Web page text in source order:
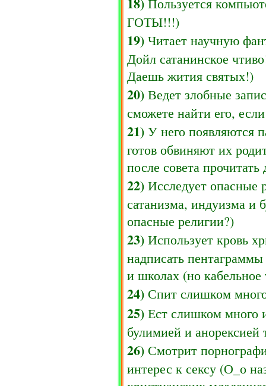
ГОТЫ!!!)
19) Читает научную
Дойл сатанинское
Даешь жития святых!)
20) Ведет злобные
сможете найти его,
21) У него появляются
готов обвиняют их
после совета
22) Исследует опасные
сатанизма, индуизма и
опасные религии?)
23) Использует кровь
надписать
и школах (но кабельное
24) Спит слишком
25) Ест слишком много
булимией и
26) Смотрит
интерес к сексу (О_о